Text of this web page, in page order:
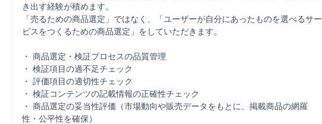
き出す経験が積めます。
「売るための商品選定」ではなく、「ユーザーが自分にあったものを選べるサー
ビスをつくるための商品選定」をしていただきます。
・ 商品選定・検証プロセスの品質管理
・ 検証項目の過不足チェック
・ 評価項目の適切性チェック
・ 検証コンテンツの記載情報の正確性チェック
・ 商品選定の妥当性評価（市場動向や販売データをもとに、掲載商品の網羅
性・公平性を確保）